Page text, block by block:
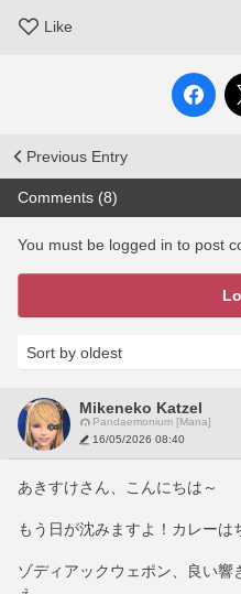
Like
Previous Entry
Comments (8)
You must be logged in to post
Mikeneko Katzel
Pandaemonium [Mana]
16/05/2026 08:40
あきすけさん、こんにちは～
もう日が沈みますよ！カレーは
ゾディアックウェポン、良い